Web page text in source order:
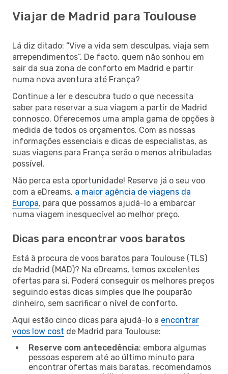
Viajar de Madrid para Toulouse
Lá diz ditado: “Vive a vida sem desculpas, viaja sem
arrependimentos”. De facto, quem não sonhou em
sair da sua zona de conforto em Madrid e partir
numa nova aventura até França?
Continue a ler e descubra tudo o que necessita
saber para reservar a sua viagem a partir de Madrid
connosco. Oferecemos uma ampla gama de opções à
medida de todos os orçamentos. Com as nossas
informações essenciais e dicas de especialistas, as
suas viagens para França serão o menos atribuladas
possível.
Não perca esta oportunidade! Reserve já o seu voo
com a eDreams, a maior agência de viagens da
Europa, para que possamos ajudá-lo a embarcar
numa viagem inesquecível ao melhor preço.
Dicas para encontrar voos baratos
Está à procura de voos baratos para Toulouse (TLS)
de Madrid (MAD)? Na eDreams, temos excelentes
ofertas para si. Poderá conseguir os melhores preços
seguindo estas dicas simples que lhe pouparão
dinheiro, sem sacrificar o nível de conforto.
Aqui estão cinco dicas para ajudá-lo a encontrar
voos low cost de Madrid para Toulouse:
Reserve com antecedência: embora algumas
pessoas esperem até ao último minuto para
encontrar ofertas mais baratas, recomendamos